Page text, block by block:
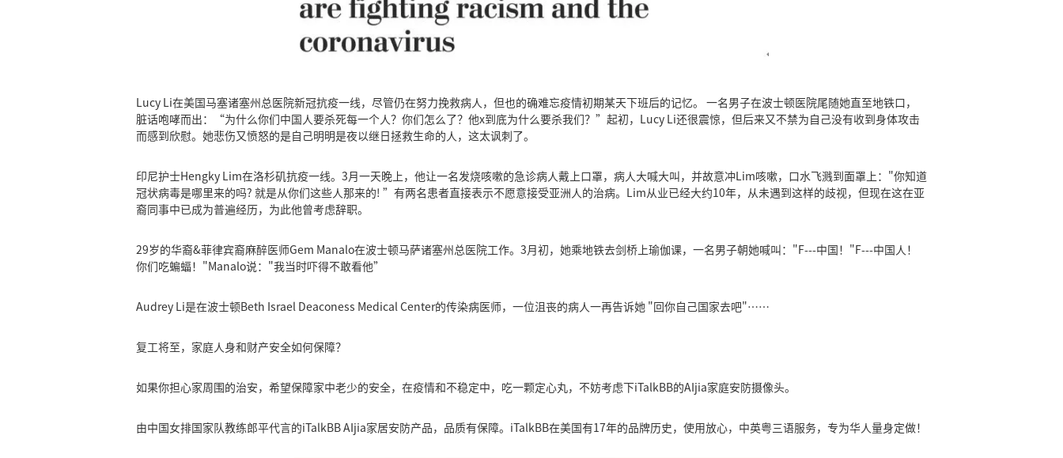
Lucy Li在美国马塞诸塞州总医院新冠抗疫一线，尽管仍在努力挽救病人，但也的确难忘疫情初期某天下班后的记忆。 一名男子在波士顿医院尾随她直至地铁口，
脏话咆哮而出：“为什么你们中国人要杀死每一个人？你们怎么了？他x到底为什么要杀我们？”起初，Lucy Li还很震惊，但后来又不禁为自己没有收到身体攻击
而感到欣慰。她悲伤又愤怒的是自己明明是夜以继日拯救生命的人，这太讽刺了。
印尼护士Hengky Lim在洛杉矶抗疫一线。3月一天晚上，他让一名发烧咳嗽的急诊病人戴上口罩，病人大喊大叫，并故意冲Lim咳嗽，口水飞溅到面罩上："你知道
冠状病毒是哪里来的吗? 就是从你们这些人那来的! ”有两名患者直接表示不愿意接受亚洲人的治病。Lim从业已经大约10年，从未遇到这样的歧视，但现在这在亚
裔同事中已成为普遍经历，为此他曾考虑辞职。
29岁的华裔&菲律宾裔麻醉医师Gem Manalo在波士顿马萨诸塞州总医院工作。3月初，她乘地铁去剑桥上瑜伽课，一名男子朝她喊叫："F---中国！"F---中国人！
你们吃蝙蝠！"Manalo说："我当时吓得不敢看他”
Audrey Li是在波士顿Beth Israel Deaconess Medical Center的传染病医师，一位沮丧的病人一再告诉她 "回你自己国家去吧"……
复工将至，家庭人身和财产安全如何保障？
如果你担心家周围的治安，希望保障家中老少的安全，在疫情和不稳定中，吃一颗定心丸，不妨考虑下iTalkBB的AIjia家庭安防摄像头。
由中国女排国家队教练郎平代言的iTalkBB AIjia家居安防产品，品质有保障。iTalkBB在美国有17年的品牌历史，使用放心，中英粤三语服务，专为华人量身定做！